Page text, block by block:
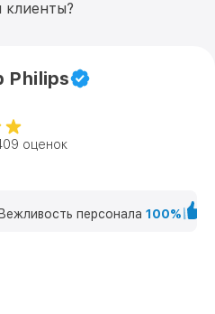
60
60 Philips от 1400₽
Philips
оценок
Вежливость персонала 100%